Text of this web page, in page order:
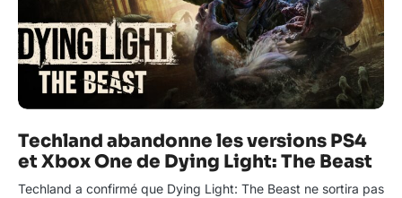
Techland abandonne les versions PS4
et Xbox One de Dying Light: The Beast
Techland a confirmé que Dying Light: The Beast ne sortira pas